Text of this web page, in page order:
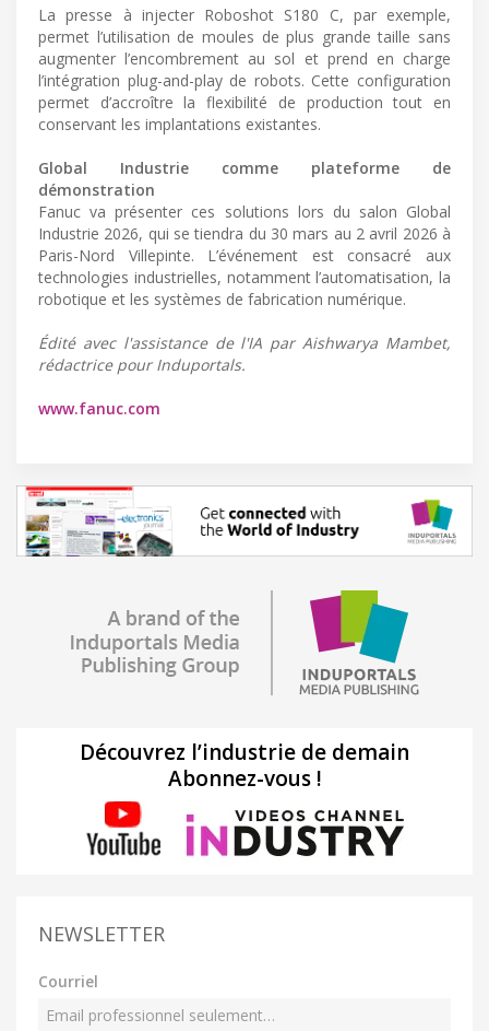
La presse à injecter Roboshot S180 C, par exemple,
permet l’utilisation de moules de plus grande taille sans
augmenter l’encombrement au sol et prend en charge
l’intégration plug-and-play de robots. Cette configuration
permet d’accroître la flexibilité de production tout en
conservant les implantations existantes.
Global Industrie comme plateforme de
démonstration
Fanuc va présenter ces solutions lors du salon Global
Industrie 2026, qui se tiendra du 30 mars au 2 avril 2026 à
Paris-Nord Villepinte. L’événement est consacré aux
technologies industrielles, notamment l’automatisation, la
robotique et les systèmes de fabrication numérique.
Édité avec l'assistance de l'IA par Aishwarya Mambet,
rédactrice pour Induportals.
www.fanuc.com
Découvrez l’industrie de demain
Abonnez-vous !
NEWSLETTER
Courriel